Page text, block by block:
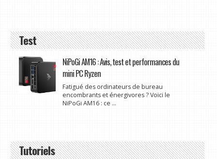
Test
NiPoGi AM16 : Avis, test et performances du
mini PC Ryzen
Fatigué des ordinateurs de bureau
encombrants et énergivores ? Voici le
NiPoGi AM16 : ce ...
Tutoriels